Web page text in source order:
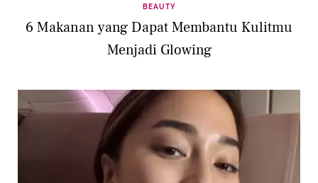
BEAUTY
6 Makanan yang Dapat Membantu Kulitmu
Menjadi Glowing